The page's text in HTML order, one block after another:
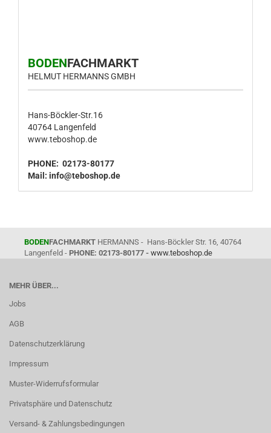
BODENFACHMARKT
HELMUT HERMANNS GMBH
Hans-Böckler-Str.16
40764 Langenfeld
www.teboshop.de
PHONE: 02173-80177
Mail: info@teboshop.de
BODENFACHMARKT HERMANNS - Hans-Böckler Str. 16, 40764
Langenfeld - PHONE: 02173-80177 - www.teboshop.de
MEHR ÜBER...
Jobs
AGB
Datenschutzerklärung
Impressum
Muster-Widerrufsformular
Privatsphäre und Datenschutz
Versand- & Zahlungsbedingungen